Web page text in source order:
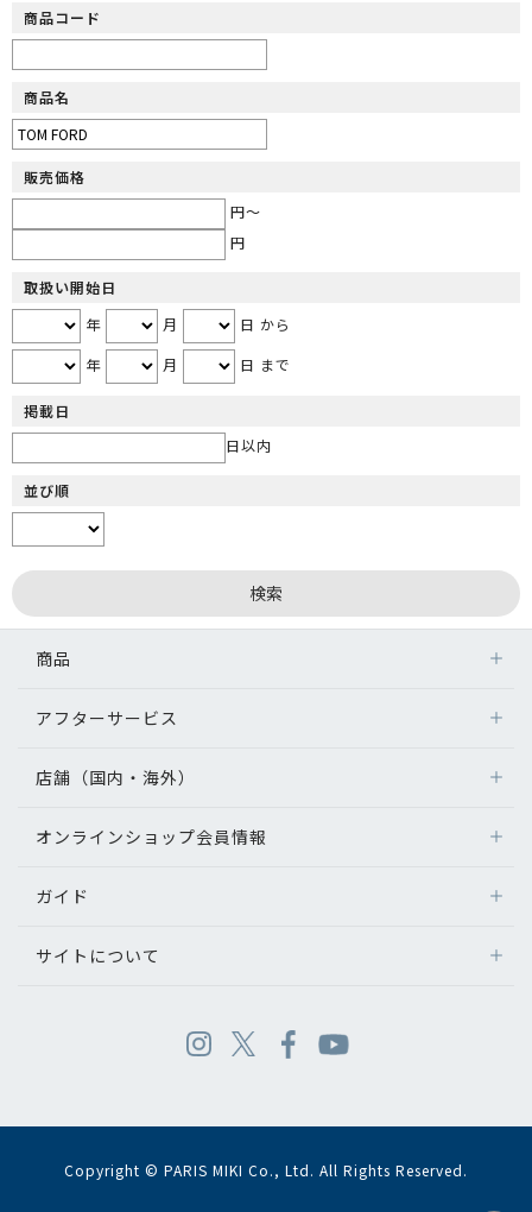
商品コード
商品名
販売価格
円～
円
取扱い開始日
年
月
日 から
年
月 日 まで
掲載日
日以内
並び順
商品
アフターサービス
店舗（国内・海外）
オンラインショップ会員情報
ガイド
サイトについて
Copyright © PARIS MIKI Co., Ltd. All Rights Reserved.